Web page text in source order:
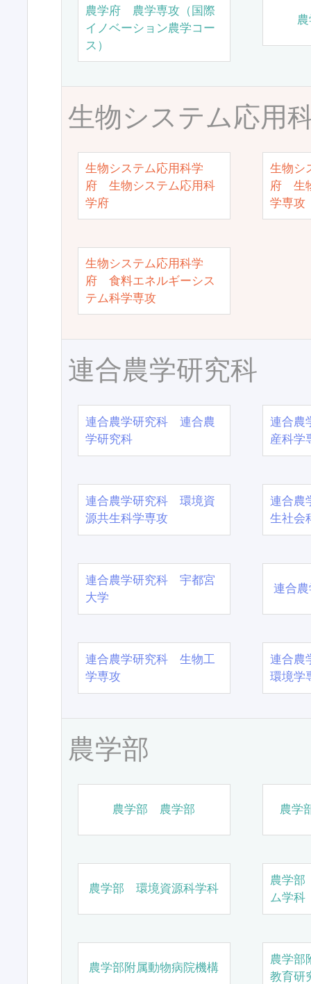
農学府 農学専攻（国際
イノベーション農学コー
ス）
生物システム応用
生物システム応用科学
府 生物システム応用科
学府
生物シ
府 生
学専攻
生物システム応用科学
府 食料エネルギーシス
テム科学専攻
連合農学研究科
連合農学研究科 連合農
学研究科
連合農
産科学
連合農学研究科 環境資
源共生科学専攻
連合農
生社会
連合農学研究科 宇都宮
大学
連合
連合農学研究科 生物工
学専攻
連合農
環境学
農学部
農学部 農学部 農学
農学部 環境資源科学科
農学
ム学科
農学部附属動物病院機構
農学部
教育研